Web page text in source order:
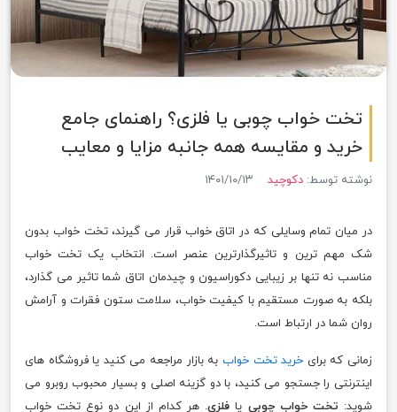
تخت خواب چوبی یا فلزی؟ راهنمای جامع
خرید و مقایسه همه جانبه مزایا و معایب
نوشته توسط: دکوچید ۱۴۰۱/۱۰/۱۳
در میان تمام وسایلی که در اتاق خواب قرار می گیرند، تخت خواب بدون
شک مهم ترین و تاثیرگذارترین عنصر است. انتخاب یک تخت خواب
مناسب نه تنها بر زیبایی دکوراسیون و چیدمان اتاق شما تاثیر می گذارد،
بلکه به صورت مستقیم با کیفیت خواب، سلامت ستون فقرات و آرامش
روان شما در ارتباط است.
زمانی که برای خرید تخت خواب به بازار مراجعه می کنید یا فروشگاه های
اینترنتی را جستجو می کنید، با دو گزینه اصلی و بسیار محبوب روبرو می
شوید: تخت خواب چوبی یا فلزی. هر کدام از این دو نوع تخت خواب